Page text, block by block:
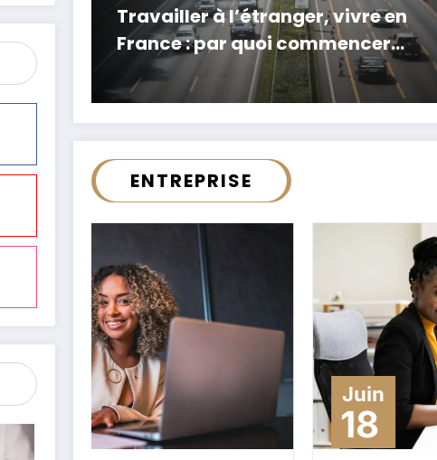
Travailler à l’étranger, vivre en
France : par quoi commencer
pour devenir frontalier ?
ENTREPRISE
Juin
18